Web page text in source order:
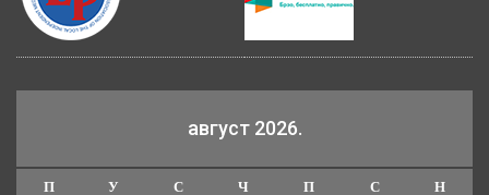
август 2026.
П У С Ч П С Н